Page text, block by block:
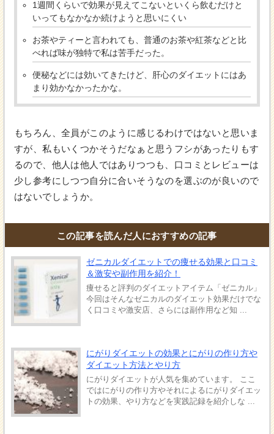
1週間くらいで効果が見えてこないといくら飲むだけと
いってもなかなか続けようと思いにくい
お茶やティーと言われても、普通のお茶や紅茶などと比
べれば味が独特で私は苦手だった。
便秘などには効いてきたけど、肝心のダイエットにはあ
まり効かなかったかな。
もちろん、全員がこのように感じるわけではないと思いま
すが、私もいくつかそうだなぁと思うフシがあったりもす
るので、他人は他人ではありつつも、口コミとレビューは
少し参考にしつつ自分に合いそうなのを選ぶのが良いので
はないでしょうか。
この記事を読んだ人におすすめの記事
ゼニカルダイエットでの痩せる効果と口コミ
＆激安や副作用を紹介！
痩せると評判のダイエットアイテム「ゼニカル」
今回はそんなゼニカルのダイエット効果だけでな
く口コミや激安店、さらには副作用など知 ...
にがりダイエットの効果とにがりの作り方や
ダイエット方法とやり方
にがりダイエットが人気を集めています。 ここ
ではにがりの作り方やそれによるにがりダイエッ
トの効果、やり方などを実践記録を紹介しな ...